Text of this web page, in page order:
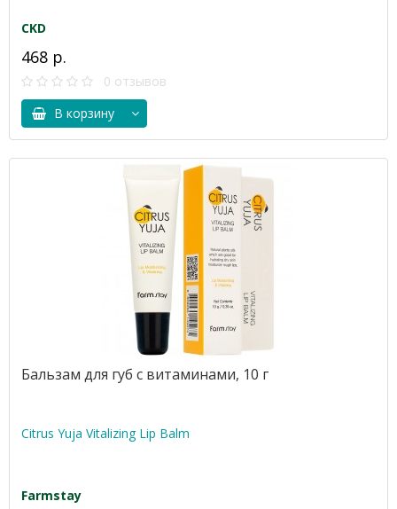
CKD
468 р.
0 отзывов
В корзину
Бальзам для губ с витаминами, 10 г
Citrus Yuja Vitalizing Lip Balm
Farmstay